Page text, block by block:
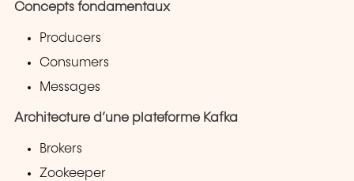
Concepts fondamentaux
Producers
Consumers
Messages
Architecture d’une plateforme Kafka
Brokers
Zookeeper